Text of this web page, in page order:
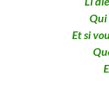
Qui
Et si